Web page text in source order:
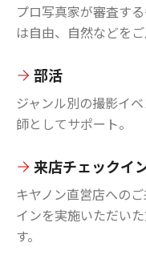
プロ写真家が審査す
は自由、自然などをご
部活
ジャンル別の撮影イ
師としてサポート。
来店チェックイ
キヤノン直営店への
インを実施いただい
す。